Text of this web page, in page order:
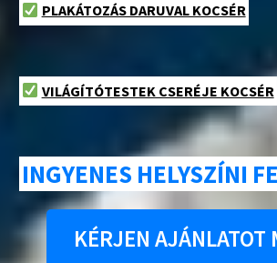
PLAKÁTOZÁS DARUVAL KOCSÉR
VILÁGÍTÓTESTEK CSERÉJE KOCSÉR
INGYENES HELYSZÍNI
KÉRJEN AJÁNLATOT